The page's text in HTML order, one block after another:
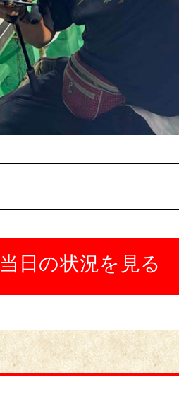
当日の状況を見る